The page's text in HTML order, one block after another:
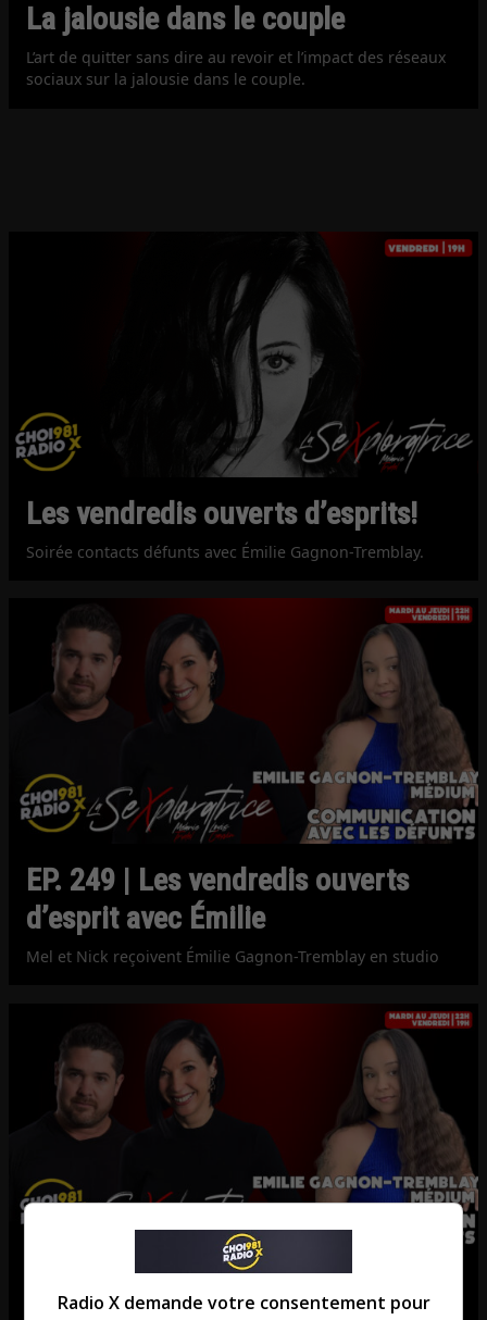
La jalousie dans le couple
L’art de quitter sans dire au revoir et l’impact des réseaux
sociaux sur la jalousie dans le couple.
Les vendredis ouverts d’esprits!
Soirée contacts défunts avec Émilie Gagnon-Tremblay.
EP. 249 | Les vendredis ouverts
d’esprit avec Émilie
Mel et Nick reçoivent Émilie Gagnon-Tremblay en studio
EP. 235 | Les vendredis ouverts
Radio X demande votre consentement pour